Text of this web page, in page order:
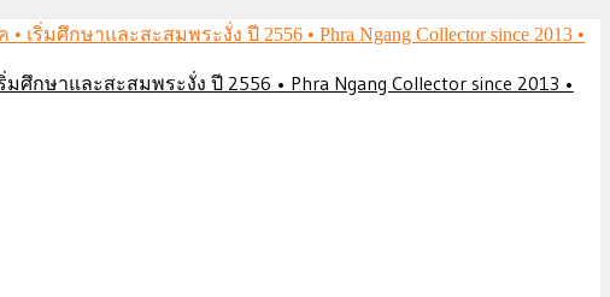
ศึกษาและสะสมพระงั่ง ปี 2556 • Phra Ngang Collector since 2013 •